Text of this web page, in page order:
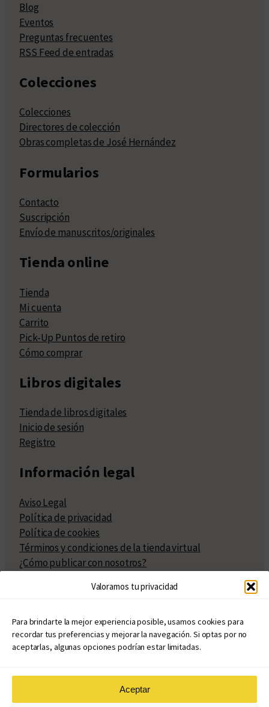
Valoramos tu privacidad
Para brindarte la mejor experiencia posible, usamos cookies para
recordar tus preferencias y mejorar la navegación. Si optas por no
aceptarlas, algunas opciones podrían estar limitadas.
Aceptar
Blog
Eventos
Preguntas frecuentes
RSS Feed de entradas
Colecciones
Colecciones
Directores de colección
Obras completas de José Hernández
Formularios
Contacto
Suscripción
Envío de manuscritos/originales
Tienda online
Tienda
Mi cuenta
Carrito
Pick-Up Puntos de retiro
Cómo comprar
Libros digitales
Tienda de libros digitales
Inicio de sesión
Registro
Información legal
Aviso Legal
Política de privacidad
Política de cookies
Términos y condiciones de la tienda virtual
¿Cómo publicar con nosotros?
Políticas de publicación
Políticas de coedición
Atribuciones